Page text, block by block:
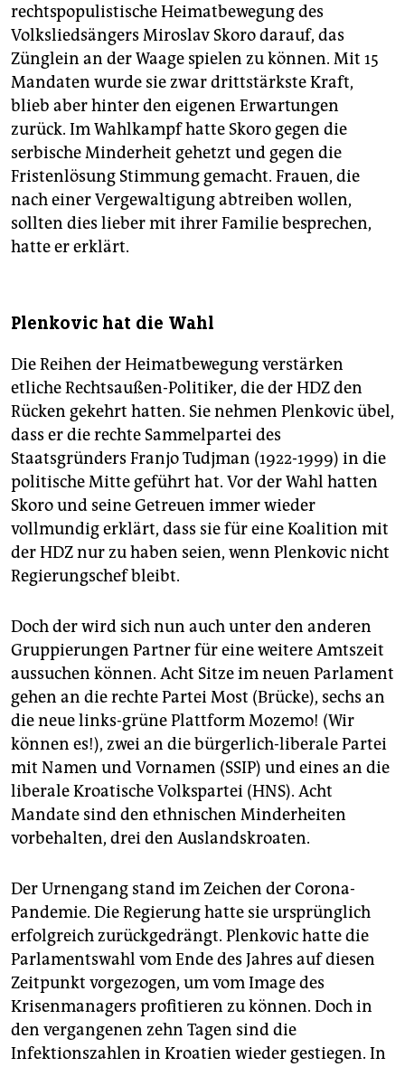
rechtspopulistische Heimatbewegung des
Volksliedsängers Miroslav Skoro darauf, das
Zünglein an der Waage spielen zu können. Mit 15
Mandaten wurde sie zwar drittstärkste Kraft,
blieb aber hinter den eigenen Erwartungen
zurück. Im Wahlkampf hatte Skoro gegen die
serbische Minderheit gehetzt und gegen die
Fristenlösung Stimmung gemacht. Frauen, die
nach einer Vergewaltigung abtreiben wollen,
sollten dies lieber mit ihrer Familie besprechen,
hatte er erklärt.
Plenkovic hat die Wahl
Die Reihen der Heimatbewegung verstärken
etliche Rechtsaußen-Politiker, die der HDZ den
Rücken gekehrt hatten. Sie nehmen Plenkovic übel,
dass er die rechte Sammelpartei des
Staatsgründers Franjo Tudjman (1922-1999) in die
politische Mitte geführt hat. Vor der Wahl hatten
Skoro und seine Getreuen immer wieder
vollmundig erklärt, dass sie für eine Koalition mit
der HDZ nur zu haben seien, wenn Plenkovic nicht
Regierungschef bleibt.
Doch der wird sich nun auch unter den anderen
Gruppierungen Partner für eine weitere Amtszeit
aussuchen können. Acht Sitze im neuen Parlament
gehen an die rechte Partei Most (Brücke), sechs an
die neue links-grüne Plattform Mozemo! (Wir
können es!), zwei an die bürgerlich-liberale Partei
mit Namen und Vornamen (SSIP) und eines an die
liberale Kroatische Volkspartei (HNS). Acht
Mandate sind den ethnischen Minderheiten
vorbehalten, drei den Auslandskroaten.
Der Urnengang stand im Zeichen der Corona-
Pandemie. Die Regierung hatte sie ursprünglich
erfolgreich zurückgedrängt. Plenkovic hatte die
Parlamentswahl vom Ende des Jahres auf diesen
Zeitpunkt vorgezogen, um vom Image des
Krisenmanagers profitieren zu können. Doch in
den vergangenen zehn Tagen sind die
Infektionszahlen in Kroatien wieder gestiegen. In